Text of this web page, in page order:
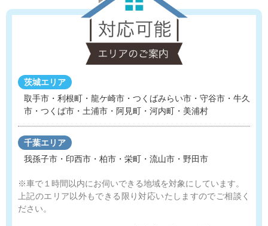
茨城エリア
取手市・利根町・龍ケ崎市・つくばみらい市・守谷市 ・ 牛久
市・つくば市・土浦市・阿見町・河内町・美浦村
千葉エリア
我孫子市・印西市・柏市・栄町・流山市・野田市
※車で１時間以内にお伺いできる地域を対象にしています。
上記のエリア以外もできる限り対応いたしますのでご相談く
ださい。